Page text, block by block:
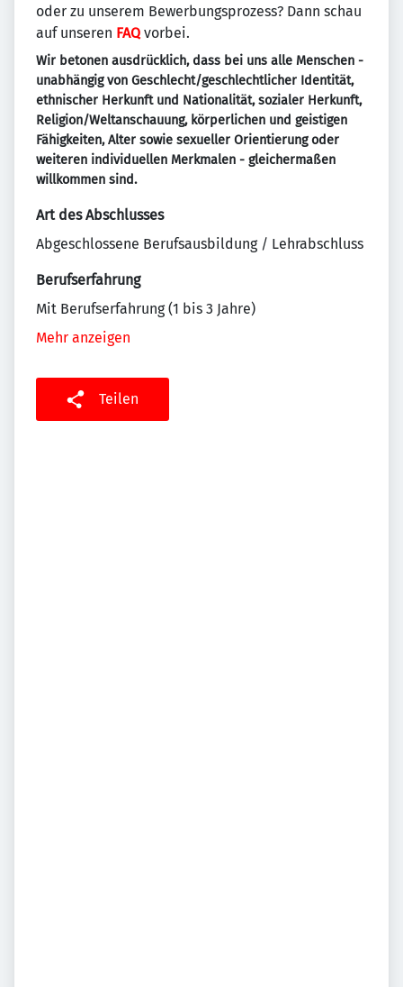
oder zu unserem Bewerbungsprozess? Dann schau
auf unseren FAQvorbei.
Wir betonen ausdrücklich, dass bei uns alle Menschen -
unabhängig von Geschlecht/geschlechtlicher Identität,
ethnischer Herkunft und Nationalität, sozialer Herkunft,
Religion/Weltanschauung, körperlichen und geistigen
Fähigkeiten, Alter sowie sexueller Orientierung oder
weiteren individuellen Merkmalen - gleichermaßen
willkommen sind.
Art des Abschlusses
Abgeschlossene Berufsausbildung / Lehrabschluss
Berufserfahrung
Mit Berufserfahrung (1 bis 3 Jahre)
Mehr anzeigen
Teilen